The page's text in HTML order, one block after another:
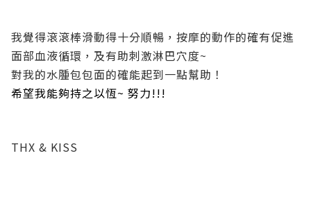
我覺得滾滾棒滑動得十分順暢，按摩的動作的確有促進
面部血液循環，及有助刺激淋巴穴度~
對我的水腫包包面的確能起到一點幫助！
希望我能夠持之以恆~ 努力!!!
THX & KISS